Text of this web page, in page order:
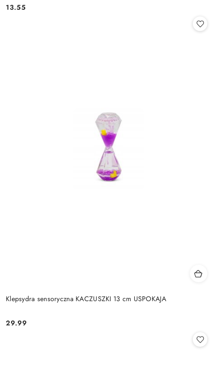
Cena:
13.55
Klepsydra sensoryczna KACZUSZKI 13 cm USPOKAJA
Cena:
29.99